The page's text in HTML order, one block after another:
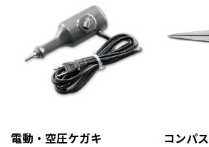
電動・空圧ケガキ コンパス